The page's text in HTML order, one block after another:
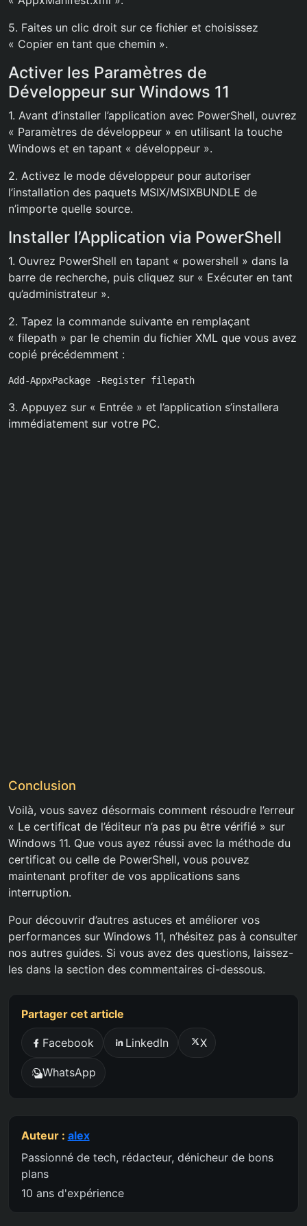
5. Faites un clic droit sur ce fichier et choisissez
« Copier en tant que chemin ».
Activer les Paramètres de
Développeur sur Windows 11
1. Avant d’installer l’application avec PowerShell, ouvrez
« Paramètres de développeur » en utilisant la touche
Windows et en tapant « développeur ».
2. Activez le mode développeur pour autoriser
l’installation des paquets MSIX/MSIXBUNDLE de
n’importe quelle source.
Installer l’Application via PowerShell
1. Ouvrez PowerShell en tapant « powershell » dans la
barre de recherche, puis cliquez sur « Exécuter en tant
qu’administrateur ».
2. Tapez la commande suivante en remplaçant
« filepath » par le chemin du fichier XML que vous avez
copié précédemment :
Add-AppxPackage -Register filepath
3. Appuyez sur « Entrée » et l’application s’installera
immédiatement sur votre PC.
Conclusion
Voilà, vous savez désormais comment résoudre l’erreur
« Le certificat de l’éditeur n’a pas pu être vérifié » sur
Windows 11. Que vous ayez réussi avec la méthode du
certificat ou celle de PowerShell, vous pouvez
maintenant profiter de vos applications sans
interruption.
Pour découvrir d’autres astuces et améliorer vos
performances sur Windows 11, n’hésitez pas à consulter
nos autres guides. Si vous avez des questions, laissez-
les dans la section des commentaires ci-dessous.
Partager cet article
Facebook LinkedIn X
WhatsApp
Auteur : alex
Passionné de tech, rédacteur, dénicheur de bons
plans
10 ans d'expérience